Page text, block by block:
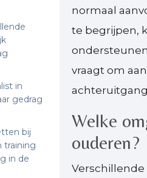
in
gedrag
bij
training
in de
normaal
te begrijpen,
vraagt om
Welke
ouderen?